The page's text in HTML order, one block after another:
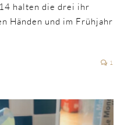
halten die drei ihr
Händen und im Frühjahr
1